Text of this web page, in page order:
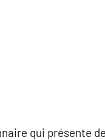
qui présente